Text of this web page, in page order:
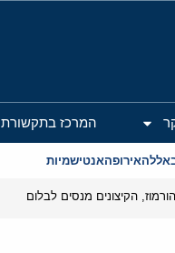
המרכז בתקשורת
אירופהאנטישמיות
הקיצונים מנסים לבלום